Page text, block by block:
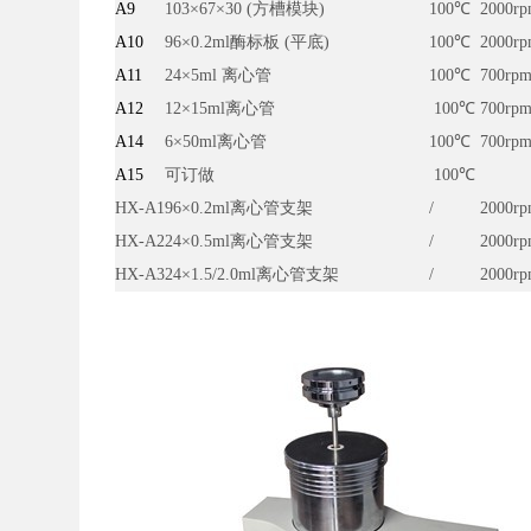
A9
103×67×30 (方槽模块) 100℃
A10
96×0.2ml酶标板 (平底) 100℃
A11
24×5ml 离心管 100℃ 700rpm
A12
12×15ml离心管 100℃ 700rpm
A14
6×50ml离心管 100℃ 700rpm
A15
可订做 100℃
HX-A196×0.2ml离心管支架 /
HX-A224×0.5ml离心管支架 /
HX-A324×1.5/2.0ml离心管支架 /